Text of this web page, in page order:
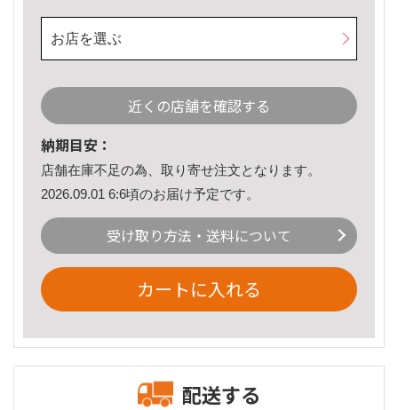
お店を選ぶ
近くの店舗を確認する
納期目安：
店舗在庫不足の為、取り寄せ注文となります。
2026.09.01 6:6頃のお届け予定です。
受け取り方法・送料について
カートに入れる
配送する